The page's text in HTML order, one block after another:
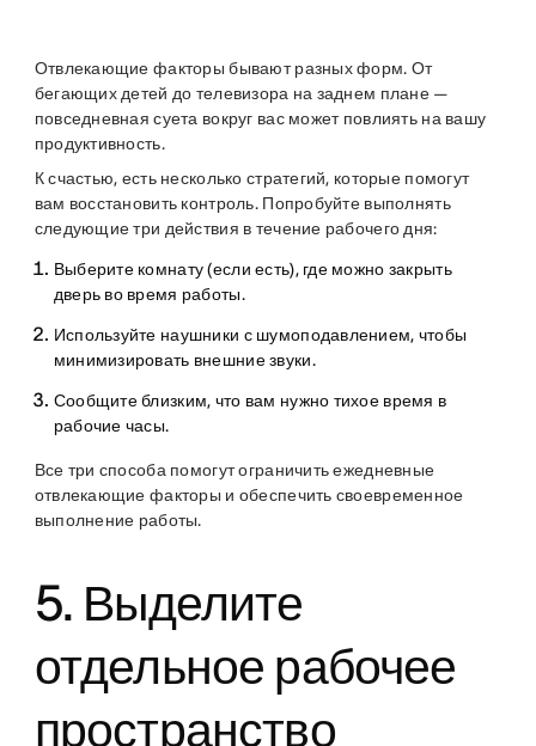
Отвлекающие факторы бывают разных форм. От
бегающих детей до телевизора на заднем плане —
повседневная суета вокруг вас может повлиять на вашу
продуктивность.
К счастью, есть несколько стратегий, которые помогут
вам восстановить контроль. Попробуйте выполнять
следующие три действия в течение рабочего дня:
Выберите комнату (если есть), где можно закрыть
дверь во время работы.
Используйте наушники с шумоподавлением, чтобы
минимизировать внешние звуки.
Сообщите близким, что вам нужно тихое время в
рабочие часы.
Все три способа помогут ограничить ежедневные
отвлекающие факторы и обеспечить своевременное
выполнение работы.
5. Выделите
отдельное рабочее
пространство